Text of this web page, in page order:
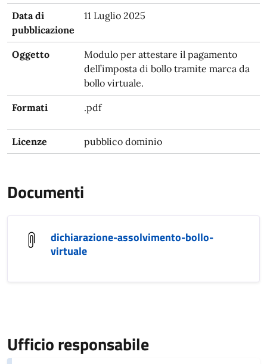
Data di
pubblicazione
11 Luglio 2025
Oggetto
Modulo per attestare il pagamento
dell’imposta di bollo tramite marca da
bollo virtuale.
Formati .pdf
Licenze pubblico dominio
Documenti
dichiarazione-assolvimento-bollo-
virtuale
Ufficio responsabile